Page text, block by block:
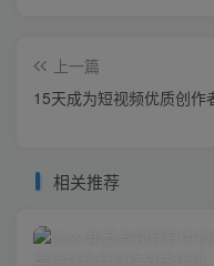
上一篇
15天成为短视频优质创
相关推荐